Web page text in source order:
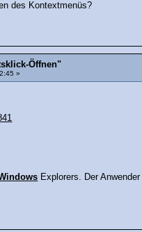
des Kontextmenüs?
Öffnen"
»
Explorers. Der